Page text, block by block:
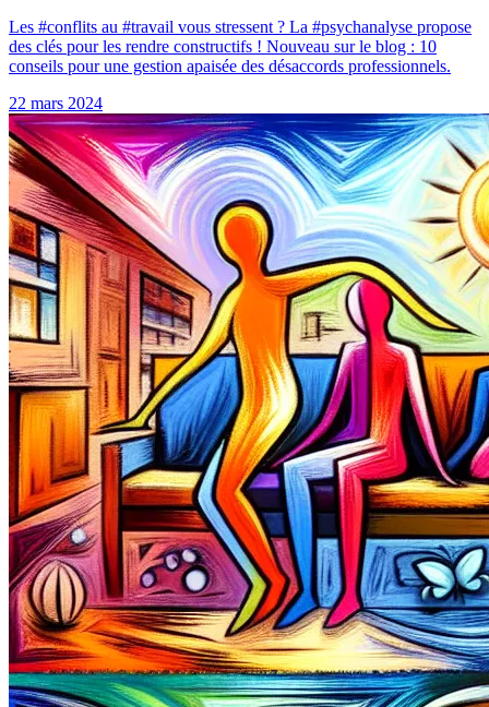
Les #conflits au #travail vous stressent ? La #psychanalyse propose
des clés pour les rendre constructifs ! Nouveau sur le blog : 10
conseils pour une gestion apaisée des désaccords professionnels.
22 mars 2024